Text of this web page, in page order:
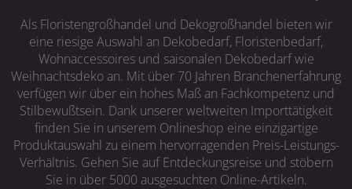
Als Floristengroßhandel und Dekogroßhandel bieten wir
eine riesige Auswahl an Dekobedarf, Floristenbedarf,
Wohnaccessoires und saisonalen Dekobedarf wie
Weihnachtsdeko an. Mit über 70 Jahren Branchenerfahrung
verfügen wir über ein hohes Maß an Fachkompetenz und
Stilbewußtsein. Dank unserer weltweiten Importtätigkeit
finden Sie in unserem Onlineshop eine einzigartige
Produktauswahl zu einem hervorragenden Preis-Leistungs-
Verhältnis. Gehen Sie auf Entdeckungsreise und stöbern
Sie in über 5000 ausgesuchten Online-Artikeln.